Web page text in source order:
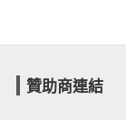
贊助商連結